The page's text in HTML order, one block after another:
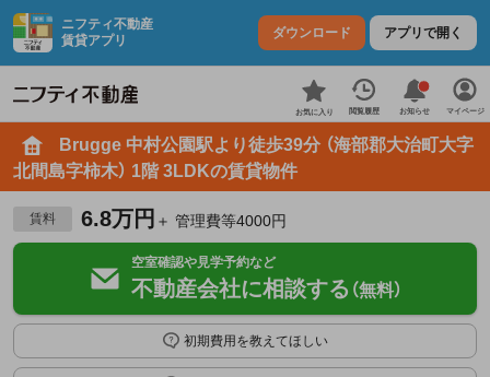
ニフティ不動産
賃貸アプリ
ダウンロード アプリで開く
お気に入り 閲覧履歴 お知らせ マイページ
Brugge 中村公園駅より徒歩39分 （海部郡大治町大字
北間島字柿木） 1階 3LDKの賃貸物件
賃料 6.8万円 ＋ 管理費等4000円
空室確認や見学予約など
不動産会社に相談する （無料）
初期費用を教えてほしい